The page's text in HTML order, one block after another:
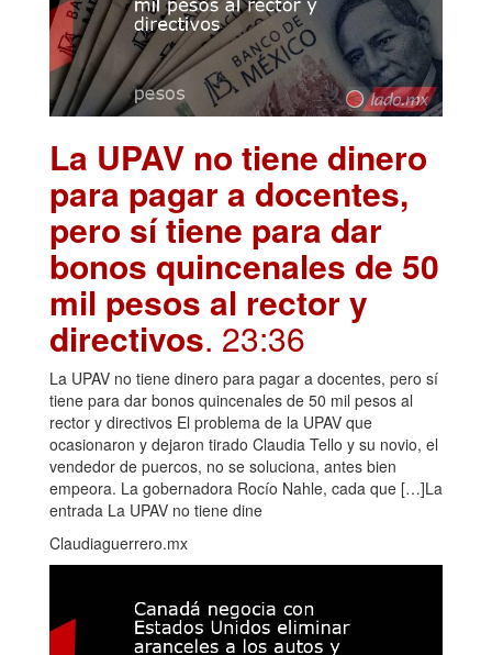
La UPAV no tiene dinero
para pagar a docentes,
pero sí tiene para dar
bonos quincenales de 50
mil pesos al rector y
directivos. 23:36
La UPAV no tiene dinero para pagar a docentes, pero sí
tiene para dar bonos quincenales de 50 mil pesos al
rector y directivos El problema de la UPAV que
ocasionaron y dejaron tirado Claudia Tello y su novio, el
vendedor de puercos, no se soluciona, antes bien
empeora. La gobernadora Rocío Nahle, cada que […]La
entrada La UPAV no tiene dine
Claudiaguerrero.mx